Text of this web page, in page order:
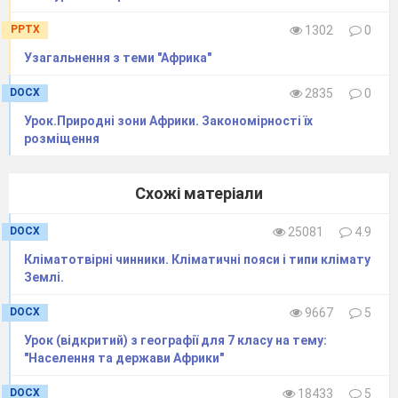
Магеллан.
б) мис
Рас-Гафун;
а) Суецький канал;
б)
Мозамбіцька протока;
в) Ґібралтарська протока;
Географічний міні-практикум.
PPTX 1302
0
Узагальнення з теми "Африка"
DOCX 2835
0
Урок.Природні зони Африки. Закономірності їх
розміщення
Схожі матеріали
DOCX 25081
4.9
Кліматотвірні чинники. Кліматичні пояси і типи клімату
Землі.
DOCX 9667
5
Урок (відкритий) з географії для 7 класу на тему:
"Населення та держави Африки"
DOCX 18433
5